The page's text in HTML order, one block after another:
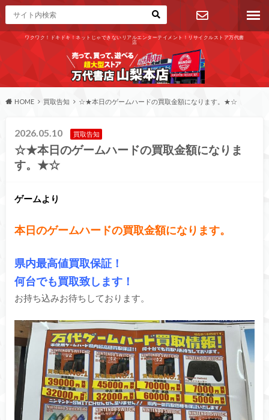
ワクワク！ドキドキ！ネットじゃできないリアルエンターテイメント！リサイクルストア万代書
店
お問い合わ
せ
HOME 買取告知 ☆★本日のゲームハードの買取金額になります。★☆
2026.05.10 買取告知
☆★本日のゲームハードの買取金額になりま
す。★☆
ゲームより
本日のゲームハードの買取金額になります。
県内最高値買取保証！
何台でも買取致します！
お持ち込みお待ちしております。